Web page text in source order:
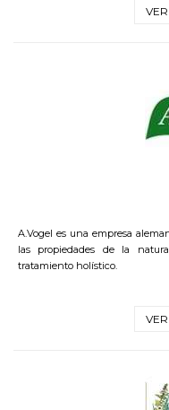
A.Vogel es una empresa
las propiedades de la
tratamiento holístico.